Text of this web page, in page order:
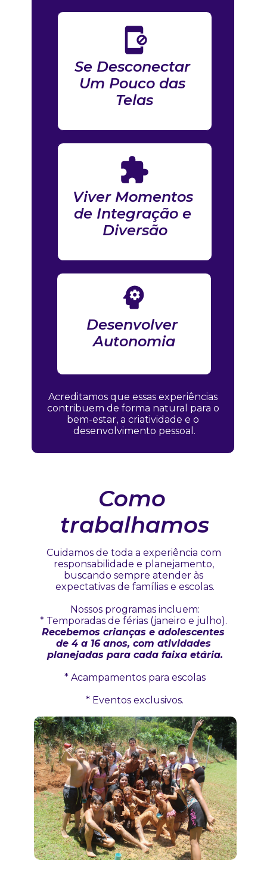
Se Desconectar
Um Pouco das
Telas
Viver Momentos
de Integração e
Diversão
Desenvolver
Autonomia
Acreditamos que essas experiências
contribuem de forma natural para o
bem-estar, a criatividade e o
desenvolvimento pessoal.
Como
trabalhamos
Cuidamos de toda a experiência com
responsabilidade e planejamento,
buscando sempre atender às
expectativas de famílias e escolas.
Nossos programas incluem:
Recebemos crianças e adolescentes
de 4 a 16 anos, com atividades
planejadas para cada faixa etária.
* Acampamentos para escolas
* Eventos exclusivos.